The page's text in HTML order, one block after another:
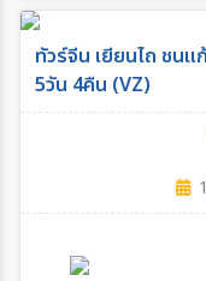
ทัวร์จีน เยียนไถ ชนแ
5วัน 4คืน (VZ)